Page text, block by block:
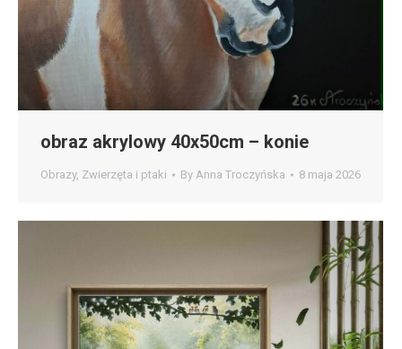
obraz akrylowy 40x50cm – konie
Obrazy, Zwierzęta i ptaki By Anna Troczyńska 8 maja 2026